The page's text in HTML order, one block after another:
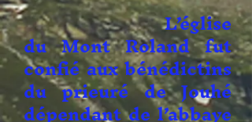
L’église
du Mont Roland fut
confié aux bénédictins
du prieuré de Jouhé